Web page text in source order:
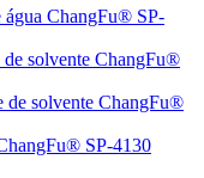
água ChangFu® SP-
de solvente ChangFu®
de solvente ChangFu®
SP-4130